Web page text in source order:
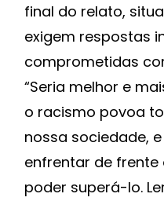
final do relato,
exigem respostas
comprometidas
“Seria melhor e
o racismo povoa
nossa sociedade,
enfrentar de
poder superá-lo.